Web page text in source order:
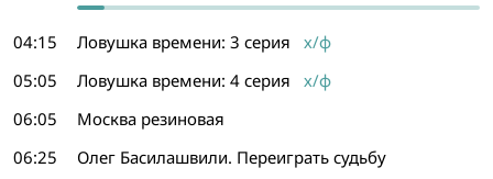
04:15 Ловушка времени: 3 серия х/ф
05:05
Ловушка времени: 4 серия х/ф
06:05
Москва резиновая
06:25
Олег Басилашвили. Переиграть судьбу